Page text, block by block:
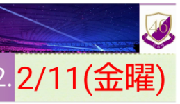
4年前